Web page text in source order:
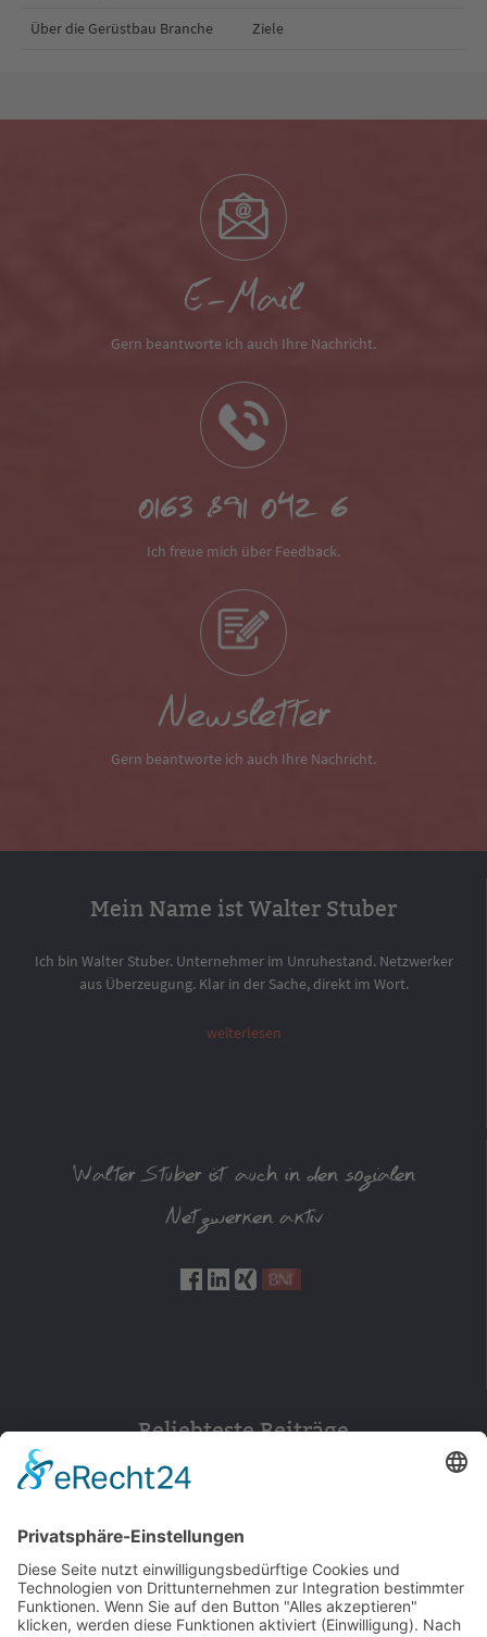
Über die Gerüstbau Branche Ziele
E-Mail
Gern beantworte ich auch Ihre Nachricht.
0163 891 042 6
Ich freue mich über Feedback.
Newsletter
Gern beantworte ich auch Ihre Nachricht.
Mein Name ist Walter Stuber
Ich bin Walter Stuber. Unternehmer im Unruhestand. Netzwerker
aus Überzeugung. Klar in der Sache, direkt im Wort.
weiterlesen
Walter Stuber ist auch in den sozialen
Netzwerken aktiv
Beliebteste Beiträge
154